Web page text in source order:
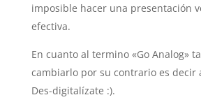
imposible hacer una presentación
efectiva.
En cuanto al termino «Go Analog»
cambiarlo por su contrario es decir
Des-digitalízate :).